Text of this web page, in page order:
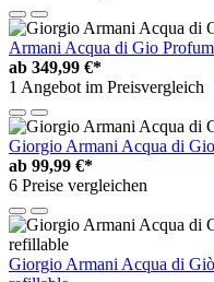
Armani Acqua di Gio
ab 349,99 €*
1 Angebot im Preisvergleich
Giorgio Armani Acqua di
ab 99,99 €*
6 Preise vergleichen
Giorgio Armani Acqua di